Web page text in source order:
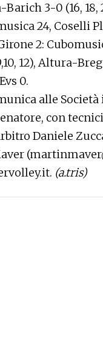
3-0 (16, 18,
24, Coselli
2:
12), Altura-
0.
alle
con
Daniele
(a.tris)